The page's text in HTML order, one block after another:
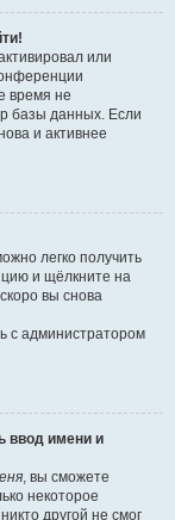
или
время не
базы данных. Если
и активнее
легко получить
и щёлкните на
вы снова
с администратором
ввод имени и
, вы сможете
некоторое
другой не смог